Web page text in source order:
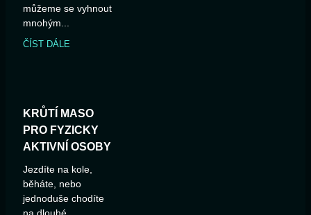
můžeme se vyhnout
mnohým...
ČÍST DÁLE
KRŮTÍ MASO
PRO FYZICKY
AKTIVNÍ OSOBY
Jezdíte na kole,
běháte, nebo
jednoduše chodíte